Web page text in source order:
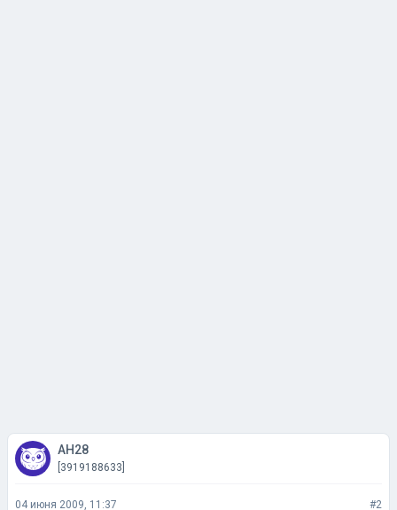
АН28
[3919188633]
04 июня 2009, 11:37 #2